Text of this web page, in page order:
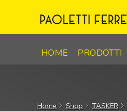
HOME PRODOTTI
Home Shop TASKER